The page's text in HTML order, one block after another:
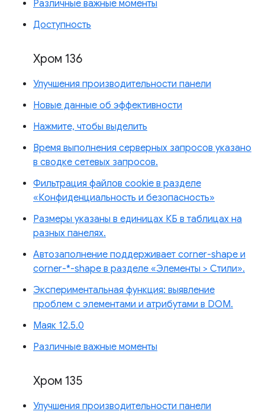
Различные важные моменты
Доступность
Хром 136
Улучшения производительности панели
Новые данные об эффективности
Нажмите, чтобы выделить
Время выполнения серверных запросов указано
в сводке сетевых запросов.
Фильтрация файлов cookie в разделе
«Конфиденциальность и безопасность»
Размеры указаны в единицах КБ в таблицах на
разных панелях.
Автозаполнение поддерживает corner-shape и
corner-*-shape в разделе «Элементы > Стили».
Экспериментальная функция: выявление
проблем с элементами и атрибутами в DOM.
Маяк 12.5.0
Различные важные моменты
Хром 135
Улучшения производительности панели